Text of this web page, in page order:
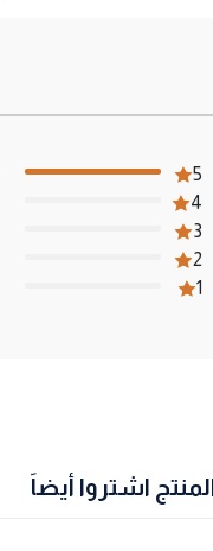
5
4
3
2
1
اشتروا أيضاً